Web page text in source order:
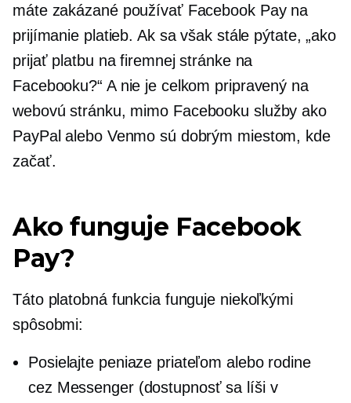
máte zakázané používať Facebook Pay na
prijímanie platieb. Ak sa však stále pýtate, „ako
prijať platbu na firemnej stránke na
Facebooku?“ A nie je celkom pripravený na
webovú stránku, mimo Facebooku služby ako
PayPal alebo Venmo sú dobrým miestom, kde
začať.
Ako funguje Facebook
Pay?
Táto platobná funkcia funguje niekoľkými
spôsobmi:
Posielajte peniaze priateľom alebo rodine
cez Messenger (dostupnosť sa líši v